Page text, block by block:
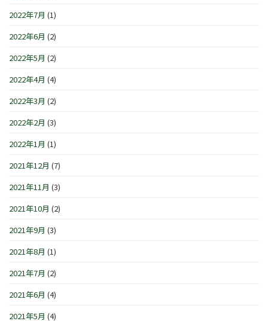
2022年7月 (1)
2022年6月 (2)
2022年5月 (2)
2022年4月 (4)
2022年3月 (2)
2022年2月 (3)
2022年1月 (1)
2021年12月 (7)
2021年11月 (3)
2021年10月 (2)
2021年9月 (3)
2021年8月 (1)
2021年7月 (2)
2021年6月 (4)
2021年5月 (4)